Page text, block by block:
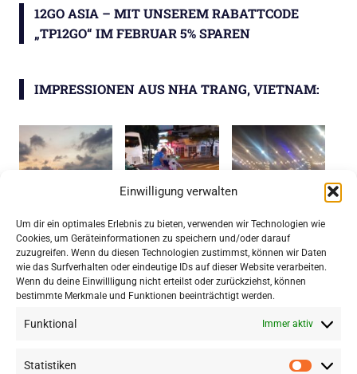
Einwilligung verwalten
Um dir ein optimales Erlebnis zu bieten, verwenden wir Technologien wie
Cookies, um Geräteinformationen zu speichern und/oder darauf
zuzugreifen. Wenn du diesen Technologien zustimmst, können wir Daten
wie das Surfverhalten oder eindeutige IDs auf dieser Website verarbeiten.
Wenn du deine Einwillligung nicht erteilst oder zurückziehst, können
bestimmte Merkmale und Funktionen beeinträchtigt werden.
Funktional Immer aktiv
Statistiken
12GO ASIA – MIT UNSEREM RABATTCODE
„TP12GO“ IM FEBRUAR 5% SPAREN
IMPRESSIONEN AUS NHA TRANG, VIETNAM: